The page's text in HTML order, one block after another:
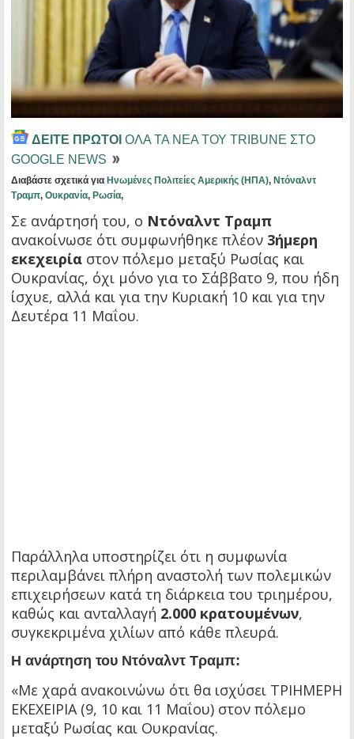
ΔΕΙΤΕ ΠΡΩΤΟΙ ΟΛΑ ΤΑ ΝΕΑ ΤΟΥ TRIBUNE ΣΤΟ
GOOGLE NEWS
Διαβάστε σχετικά για Ηνωμένες Πολιτείες Αμερικής (ΗΠΑ), Ντόναλντ
Τραμπ, Ουκρανία, Ρωσία,
Σε ανάρτησή του, ο Ντόναλντ Τραμπ
ανακοίνωσε ότι συμφωνήθηκε πλέον 3ήμερη
εκεχειρία στον πόλεμο μεταξύ Ρωσίας και
Ουκρανίας, όχι μόνο για το Σάββατο 9, που ήδη
ίσχυε, αλλά και για την Κυριακή 10 και για την
Δευτέρα 11 Μαΐου.
Παράλληλα υποστηρίζει ότι η συμφωνία
περιλαμβάνει πλήρη αναστολή των πολεμικών
επιχειρήσεων κατά τη διάρκεια του τριημέρου,
καθώς και ανταλλαγή 2.000 κρατουμένων,
συγκεκριμένα χιλίων από κάθε πλευρά.
Η ανάρτηση του Ντόναλντ Τραμπ:
«Με χαρά ανακοινώνω ότι θα ισχύσει ΤΡΙΗΜΕΡΗ
ΕΚΕΧΕΙΡΙΑ (9, 10 και 11 Μαΐου) στον πόλεμο
μεταξύ Ρωσίας και Ουκρανίας.